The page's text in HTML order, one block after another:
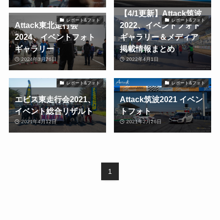
レポート&フォト
Attack東北走行会
2024、イベントフォト
ギャラリー
2024年3月26日
レポート&フォト
【4/1更新】Attack筑波
2022、イベントフォト
ギャラリー＆メディア
掲載情報まとめ
2022年4月1日
レポート&フォト
エビス東走行会2021、
イベント総合リザルト
2021年4月12日
レポート&フォト
Attack筑波2021 イベン
トフォト
2021年2月26日
1